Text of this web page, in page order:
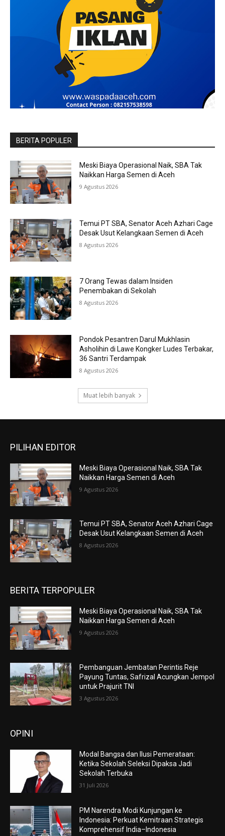
BERITA POPULER
Meski Biaya Operasional Naik, SBA Tak
Naikkan Harga Semen di Aceh
9 Agustus 2026
Temui PT SBA, Senator Aceh Azhari Cage
Desak Usut Kelangkaan Semen di Aceh
8 Agustus 2026
7 Orang Tewas dalam Insiden
Penembakan di Sekolah
8 Agustus 2026
Pondok Pesantren Darul Mukhlasin
Asholihin di Lawe Kongker Ludes Terbakar,
36 Santri Terdampak
8 Agustus 2026
Muat lebih banyak
PILIHAN EDITOR
Meski Biaya Operasional Naik, SBA Tak
Naikkan Harga Semen di Aceh
9 Agustus 2026
Temui PT SBA, Senator Aceh Azhari Cage
Desak Usut Kelangkaan Semen di Aceh
8 Agustus 2026
BERITA TERPOPULER
Meski Biaya Operasional Naik, SBA Tak
Naikkan Harga Semen di Aceh
9 Agustus 2026
Pembanguan Jembatan Perintis Reje
Payung Tuntas, Safrizal Acungkan Jempol
untuk Prajurit TNI
3 Agustus 2026
OPINI
Modal Bangsa dan Ilusi Pemerataan:
Ketika Sekolah Seleksi Dipaksa Jadi
Sekolah Terbuka
31 Juli 2026
PM Narendra Modi Kunjungan ke
Indonesia: Perkuat Kemitraan Strategis
Komprehensif India–Indonesia